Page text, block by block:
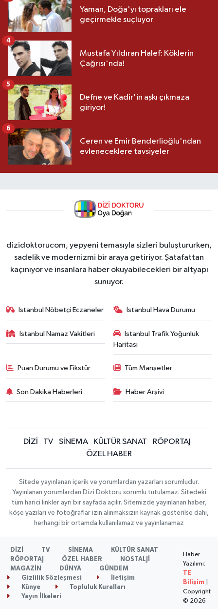
Yaman, Doğa'yı toprakları ele
geçirmekle suçluyor
Mustafa Yıldıran Halef: Köklerin
Çağrısı'nda!
4
Defne ve Kadir'in aşkı çıkmaza
giriyor!
5
Ceren ve Emir Benderlioğlu'ndan
evleneceklere tavsiyeler
6
dizidoktorucom, yepyeni temasıyla sizleri buluştururken,
sadelik ve modernizmi bir araya getiriyor. Şatafattan
kaçınıyor ve insanlara haber okuyabilecekleri bir altyapı
sunuyor.
İstanbul Nöbetçi Eczaneler İstanbul Hava Durumu
İstanbul Namaz Vakitleri
İstanbul Trafik Yoğunluk
Haritası
Puan Durumu ve Fikstür Tüm Manşetler
Son Dakika Haberleri Haber Arşivi
DİZİ TV SİNEMA KÜLTÜR SANAT
RÖPORTAJ
ÖZEL HABER
Sitede yayınlanan içerik ve yorumlardan yazarları sorumludur.
Yayınlanan yorumlardan Dizi Doktoru sorumlu tutulamaz. Sitedeki
tüm harici linkler ayrı bir sayfada açılır. Sitemizde yayınlanan haber,
köşe yazıları ve fotoğraflar izin alınmaksızın kaynak gösterilse dahi,
herhangi bir ortamda kullanılamaz ve yayınlanamaz
DİZİ TV SİNEMA
KÜLTÜR SANAT
RÖPORTAJ
ÖZEL HABER
NOSTALJİ
MAGAZİN
DÜNYA
GÜNDEM
Gizlilik Sözleşmesi
İletişim
Künye
Topluluk Kuralları
Yayın İlkeleri
Haber
Yazılımı:
TE
Bilişim
Copyright
© 2026